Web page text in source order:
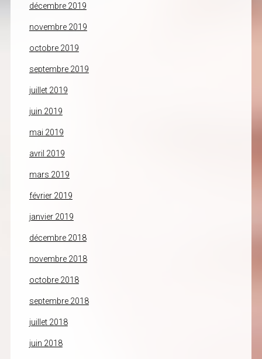
décembre 2019
novembre 2019
octobre 2019
septembre 2019
juillet 2019
juin 2019
mai 2019
avril 2019
mars 2019
février 2019
janvier 2019
décembre 2018
novembre 2018
octobre 2018
septembre 2018
juillet 2018
juin 2018